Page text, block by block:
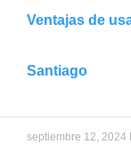
Ventajas de
Santiago
septiembre 12, 2024